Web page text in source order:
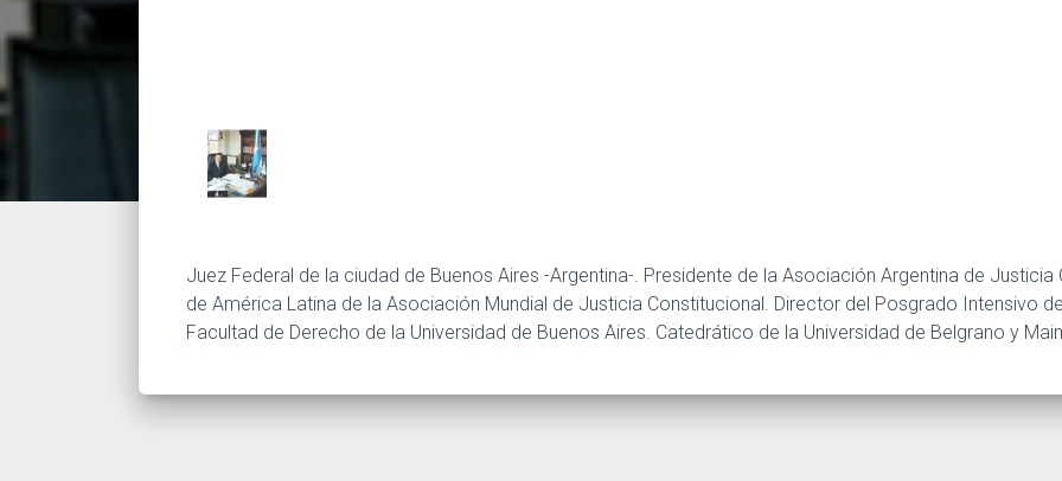
Juez Federal de la ciudad de Buenos Aires -Argentina-. Presidente de la Asociación Argentina de
de América Latina de la Asociación Mundial de Justicia Constitucional. Director del Posgrado Intensivo
Facultad de Derecho de la Universidad de Buenos Aires. Catedrático de la Universidad de Belgrano y